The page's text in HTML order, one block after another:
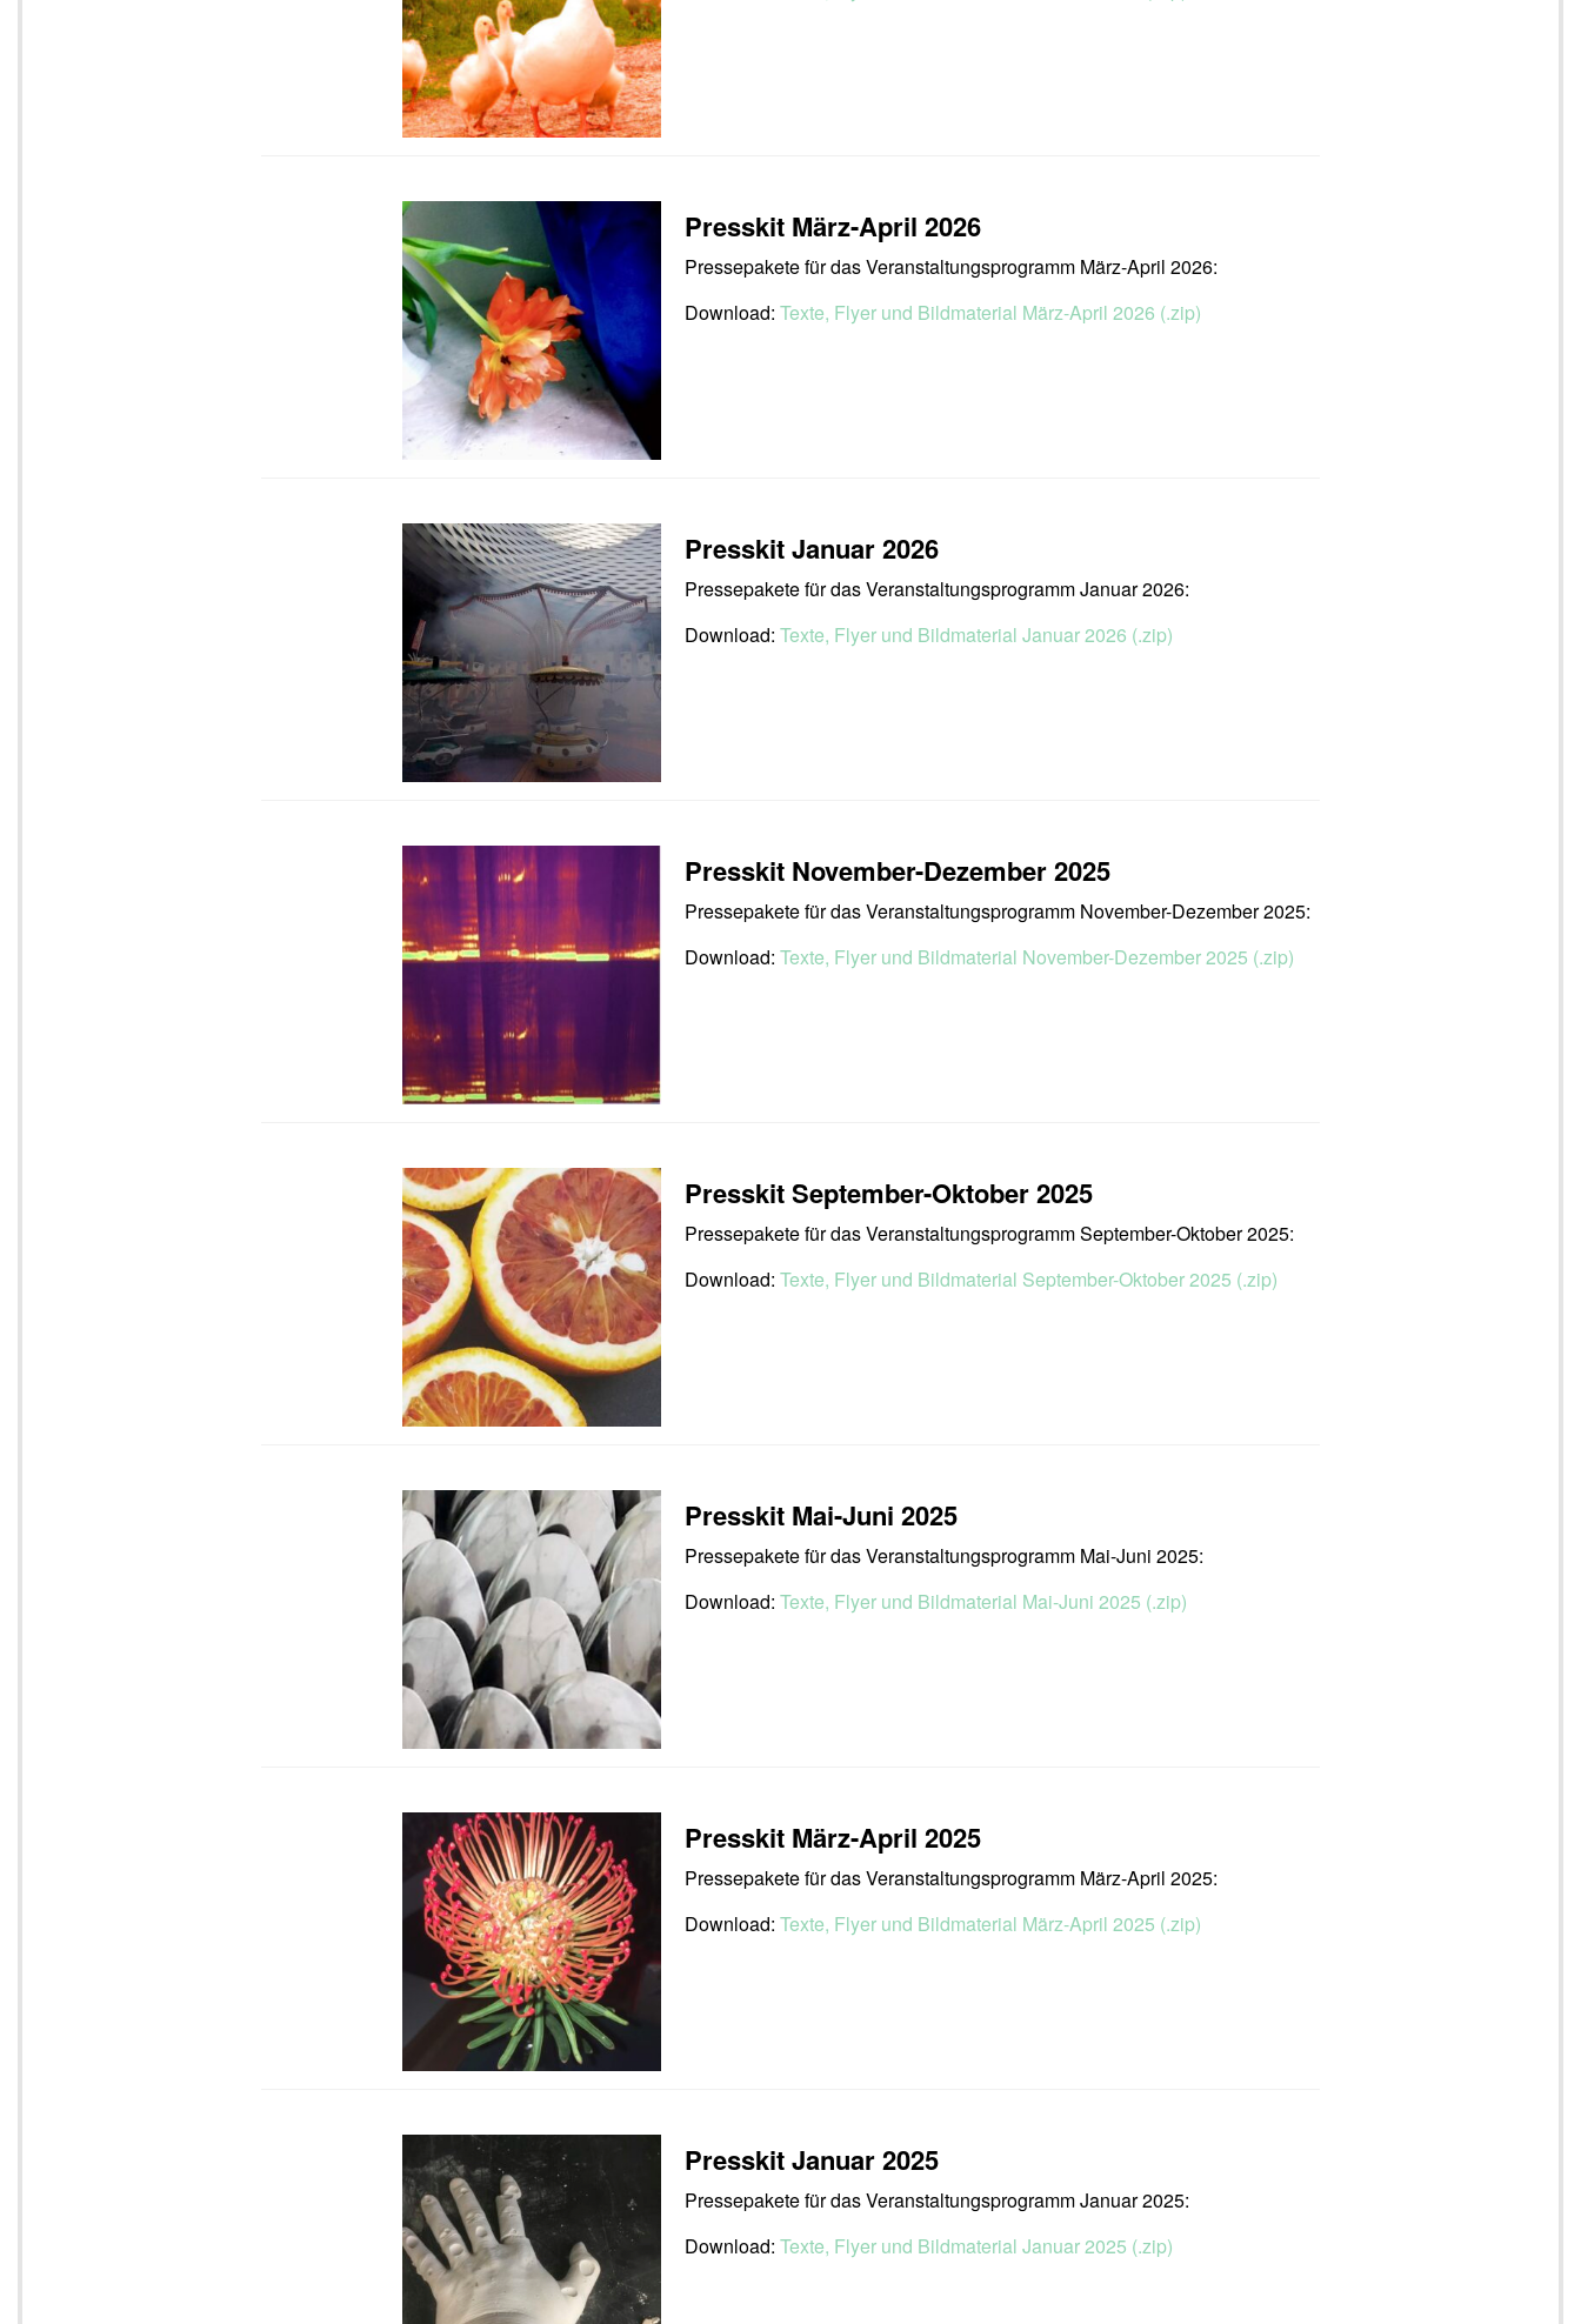
Presskit März-April 2026
Pressepakete für das Veranstaltungsprogramm März-April 2026:
Download: Texte, Flyer und Bildmaterial März-April 2026 (.zip)
Presskit Januar 2026
Pressepakete für das Veranstaltungsprogramm Januar 2026:
Download: Texte, Flyer und Bildmaterial Januar 2026 (.zip)
Presskit November-Dezember 2025
Pressepakete für das Veranstaltungsprogramm November-Dezember 2025:
Download: Texte, Flyer und Bildmaterial November-Dezember 2025 (.zip)
Presskit September-Oktober 2025
Pressepakete für das Veranstaltungsprogramm September-Oktober 2025:
Download: Texte, Flyer und Bildmaterial September-Oktober 2025 (.zip)
Presskit Mai-Juni 2025
Pressepakete für das Veranstaltungsprogramm Mai-Juni 2025:
Download: Texte, Flyer und Bildmaterial Mai-Juni 2025 (.zip)
Presskit März-April 2025
Pressepakete für das Veranstaltungsprogramm März-April 2025:
Download: Texte, Flyer und Bildmaterial März-April 2025 (.zip)
Presskit Januar 2025
Pressepakete für das Veranstaltungsprogramm Januar 2025:
Download: Texte, Flyer und Bildmaterial Januar 2025 (.zip)